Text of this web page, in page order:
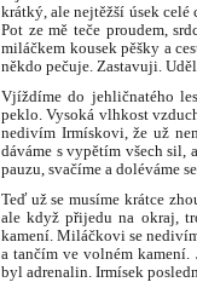
krátký, ale nejtěžší úsek celé
Pot ze mě teče proudem,
miláčkem kousek pěšky a
někdo pečuje. Zastavuji.
Vjíždíme do jehličnatého
peklo. Vysoká vlhkost
nedivím Irmískovi, že už
dáváme s vypětím všech sil,
pauzu, svačíme a doléváme
Teď už se musíme krátce
ale když přijedu na okraj,
kamení. Miláčkovi se
a tančím ve volném kamení.
byl adrenalin. Irmísek